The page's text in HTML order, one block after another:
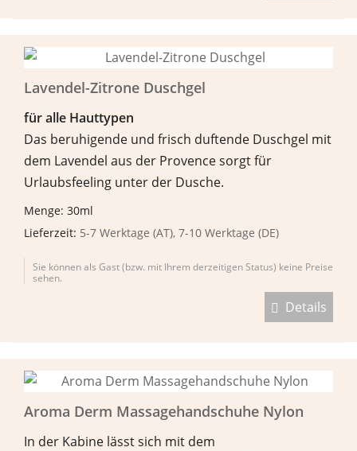
Lavendel-Zitrone Duschgel
für alle Hauttypen
Das beruhigende und frisch duftende Duschgel mit
dem Lavendel aus der Provence sorgt für
Urlaubsfeeling unter der Dusche.
Menge: 30ml
Lieferzeit: 5-7 Werktage (AT), 7-10 Werktage (DE)
Sie können als Gast (bzw. mit Ihrem derzeitigen Status) keine Preise
sehen.
Details
Aroma Derm Massagehandschuhe Nylon
In der Kabine lässt sich mit dem